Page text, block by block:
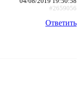
#2659056
Ответить